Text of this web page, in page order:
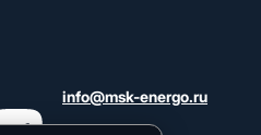
info@msk-energo.ru